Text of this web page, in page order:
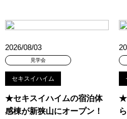
#ミサワホーム×LIXIL #ミサワホーム
#メタバース展示場
#モデルハウス #モデルハウス見学会
#モニターハウス
#ヤマダポイント #ユニバーサルホー
#ライフプラン #ライフプラン相談
#リアルおままごと #リアルサイズ
2026/08/03
見学会
セキスイハイム
★セキスイハイムの宿泊体
感棟が新狭山にオープン！
★